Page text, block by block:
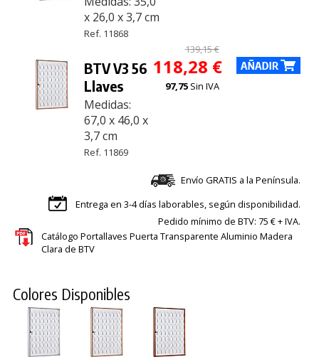
x 26,0 x 3,7 cm
Ref. 11868
BTV V3 56
Llaves
Medidas:
67,0 x 46,0 x
3,7 cm
Ref. 11869
139,15 €
118,28 €
97,75 Sin IVA
Envío GRATIS a la Península.
Entrega en 3-4 días laborables, según disponibilidad.
Pedido mínimo de BTV: 75 € + IVA.
Catálogo Portallaves Puerta Transparente Aluminio Madera
Clara de BTV
Colores Disponibles